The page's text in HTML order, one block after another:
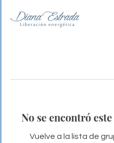
No se encontró
Vuelve a la lista de